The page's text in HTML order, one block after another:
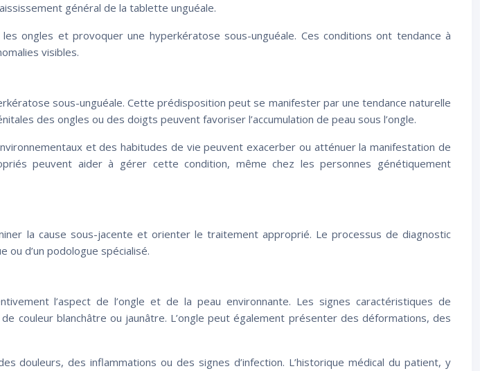
général de la tablette unguéale.
ongles et provoquer une hyperkératose sous-unguéale. Ces conditions ont tendance à
visibles.
sous-unguéale. Cette prédisposition peut se manifester par une tendance naturelle
des ongles ou des doigts peuvent favoriser l’accumulation de peau sous l’ongle.
et des habitudes de vie peuvent exacerber ou atténuer la manifestation de
peuvent aider à gérer cette condition, même chez les personnes génétiquement
la cause sous-jacente et orienter le traitement approprié. Le processus de diagnostic
d’un podologue spécialisé.
l’aspect de l’ongle et de la peau environnante. Les signes caractéristiques de
couleur blanchâtre ou jaunâtre. L’ongle peut également présenter des déformations, des
douleurs, des inflammations ou des signes d’infection. L’historique médical du patient, y